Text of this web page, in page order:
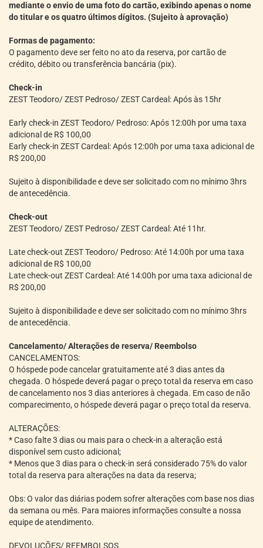
mediante o envio de uma foto do cartão, exibindo apenas o nome
do titular e os quatro últimos dígitos. (Sujeito à aprovação)
Formas de pagamento:
O pagamento deve ser feito no ato da reserva, por cartão de
crédito, débito ou transferência bancária (pix).
Check-in
ZEST Teodoro/ ZEST Pedroso/ ZEST Cardeal: Após às 15hr
Early check-in ZEST Teodoro/ Pedroso: Após 12:00h por uma taxa
adicional de R$ 100,00
Early check-in ZEST Cardeal: Após 12:00h por uma taxa adicional de
R$ 200,00
Sujeito à disponibilidade e deve ser solicitado com no mínimo 3hrs
de antecedência.
Check-out
ZEST Teodoro/ ZEST Pedroso/ ZEST Cardeal: Até 11hr.
Late check-out ZEST Teodoro/ Pedroso: Até 14:00h por uma taxa
adicional de R$ 100,00
Late check-out ZEST Cardeal: Até 14:00h por uma taxa adicional de
R$ 200,00
Sujeito à disponibilidade e deve ser solicitado com no mínimo 3hrs
de antecedência.
Cancelamento/ Alterações de reserva/ Reembolso
CANCELAMENTOS:
O hóspede pode cancelar gratuitamente até 3 dias antes da
chegada. O hóspede deverá pagar o preço total da reserva em caso
de cancelamento nos 3 dias anteriores à chegada. Em caso de não
comparecimento, o hóspede deverá pagar o preço total da reserva.
ALTERAÇÕES:
* Caso falte 3 dias ou mais para o check-in a alteração está
disponível sem custo adicional;
* Menos que 3 dias para o check-in será considerado 75% do valor
total da reserva para alterações na data da reserva;
Obs: O valor das diárias podem sofrer alterações com base nos dias
da semana ou mês. Para maiores informações consulte a nossa
equipe de atendimento.
DEVOLUÇÕES/ REEMBOLSOS